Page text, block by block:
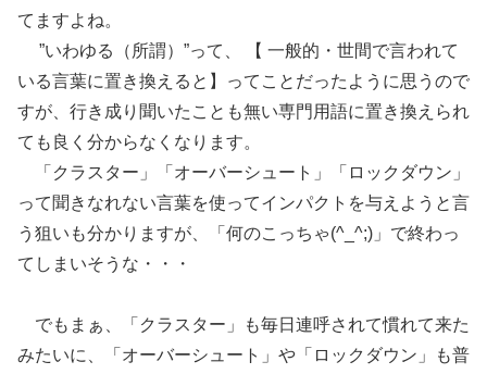
てますよね。
”いわゆる（所謂）”って、 【 一般的・世間で言われて
いる言葉に置き換えると】ってことだったように思うので
すが、行き成り聞いたことも無い専門用語に置き換えられ
ても良く分からなくなります。
「クラスター」「オーバーシュート」「ロックダウン」
って聞きなれない言葉を使ってインパクトを与えようと言
う狙いも分かりますが、「何のこっちゃ(^_^;)」で終わっ
てしまいそうな・・・
でもまぁ、「クラスター」も毎日連呼されて慣れて来た
みたいに、「オーバーシュート」や「ロックダウン」も普